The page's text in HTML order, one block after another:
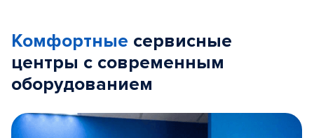
Комфортные сервисные
центры с современным
оборудованием